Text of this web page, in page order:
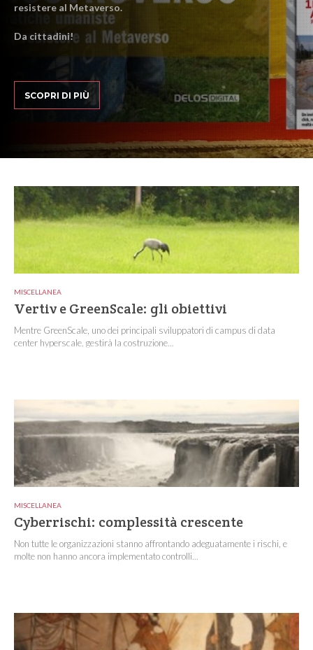
resistere al Metaverso.
Da cittadini!
SCOPRI DI PIÙ
MISCELLANEA
Vertiv e GreenScale: gli obiettivi
Mentre GreenScale, uno dei principali sviluppatori di campus di data
center hyperscale, gestirà la costruzione...
MISCELLANEA
Cyberrischi: complessità crescente
Non tutte le organizzazioni stanno affrontando adeguatamente i rischi, e
molte non hanno ancora implementato controlli...